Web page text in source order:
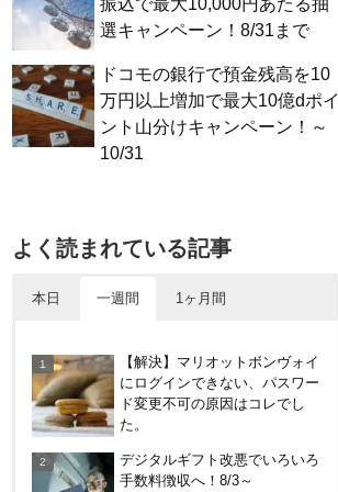
振込で最大10,000円あたる抽
選キャンペーン！8/31まで
ドコモの銀行で預金残高を10
万円以上増加で最大10億dポイ
ント山分けキャンペーン！～
10/31
よく読まれている記事
本日 一週間 1ヶ月間
界王拳なみに金利を上げる鍵に
なる！オートチャージなどメリ
ット・デメリットまとめ
のクッション（丸型）を3ヶ月
使ってみた感想
【解決】マリオットボンヴォイ
にログインできない、パスワー
ド変更不可の原因はコレでし
た。
デジタルギフト改悪でいろいろ
手数料徴収へ！8/3～